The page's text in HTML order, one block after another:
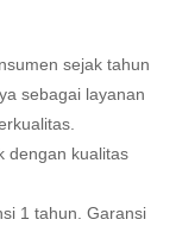
sejak tahun
sebagai layanan
dengan kualitas
1 tahun. Garansi